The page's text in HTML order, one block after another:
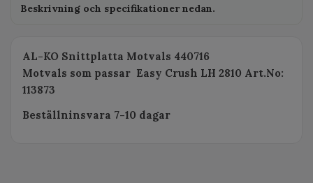
Beskrivning och specifikationer nedan.
AL-KO Snittplatta Motvals 440716
Motvals som passar Easy Crush LH 2810 Art.No:
113873
Beställninsvara 7-10 dagar